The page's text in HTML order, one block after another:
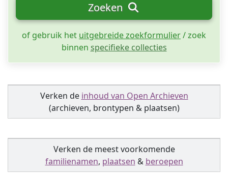
Zoeken
of gebruik het uitgebreide zoekformulier/ zoek
binnen specifieke collecties
Verken de inhoud van Open Archieven
(archieven, brontypen & plaatsen)
Verken de meest voorkomende
familienamen, plaatsen & beroepen